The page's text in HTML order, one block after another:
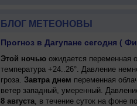
БЛОГ МЕТЕОНОВЫ
Прогноз в Дагупане сегодня (
Этой ночьюожидается переменная
температура +24..26°. Давление
гроза. Завтра днем переменная
ветер западный, умеренный.
8 августа, в течение суток на фоне